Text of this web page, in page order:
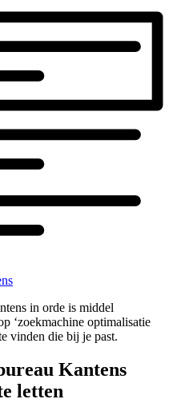
in orde is middel
‘zoekmachine optimalisatie
vinden die bij je past.
Kantens
letten